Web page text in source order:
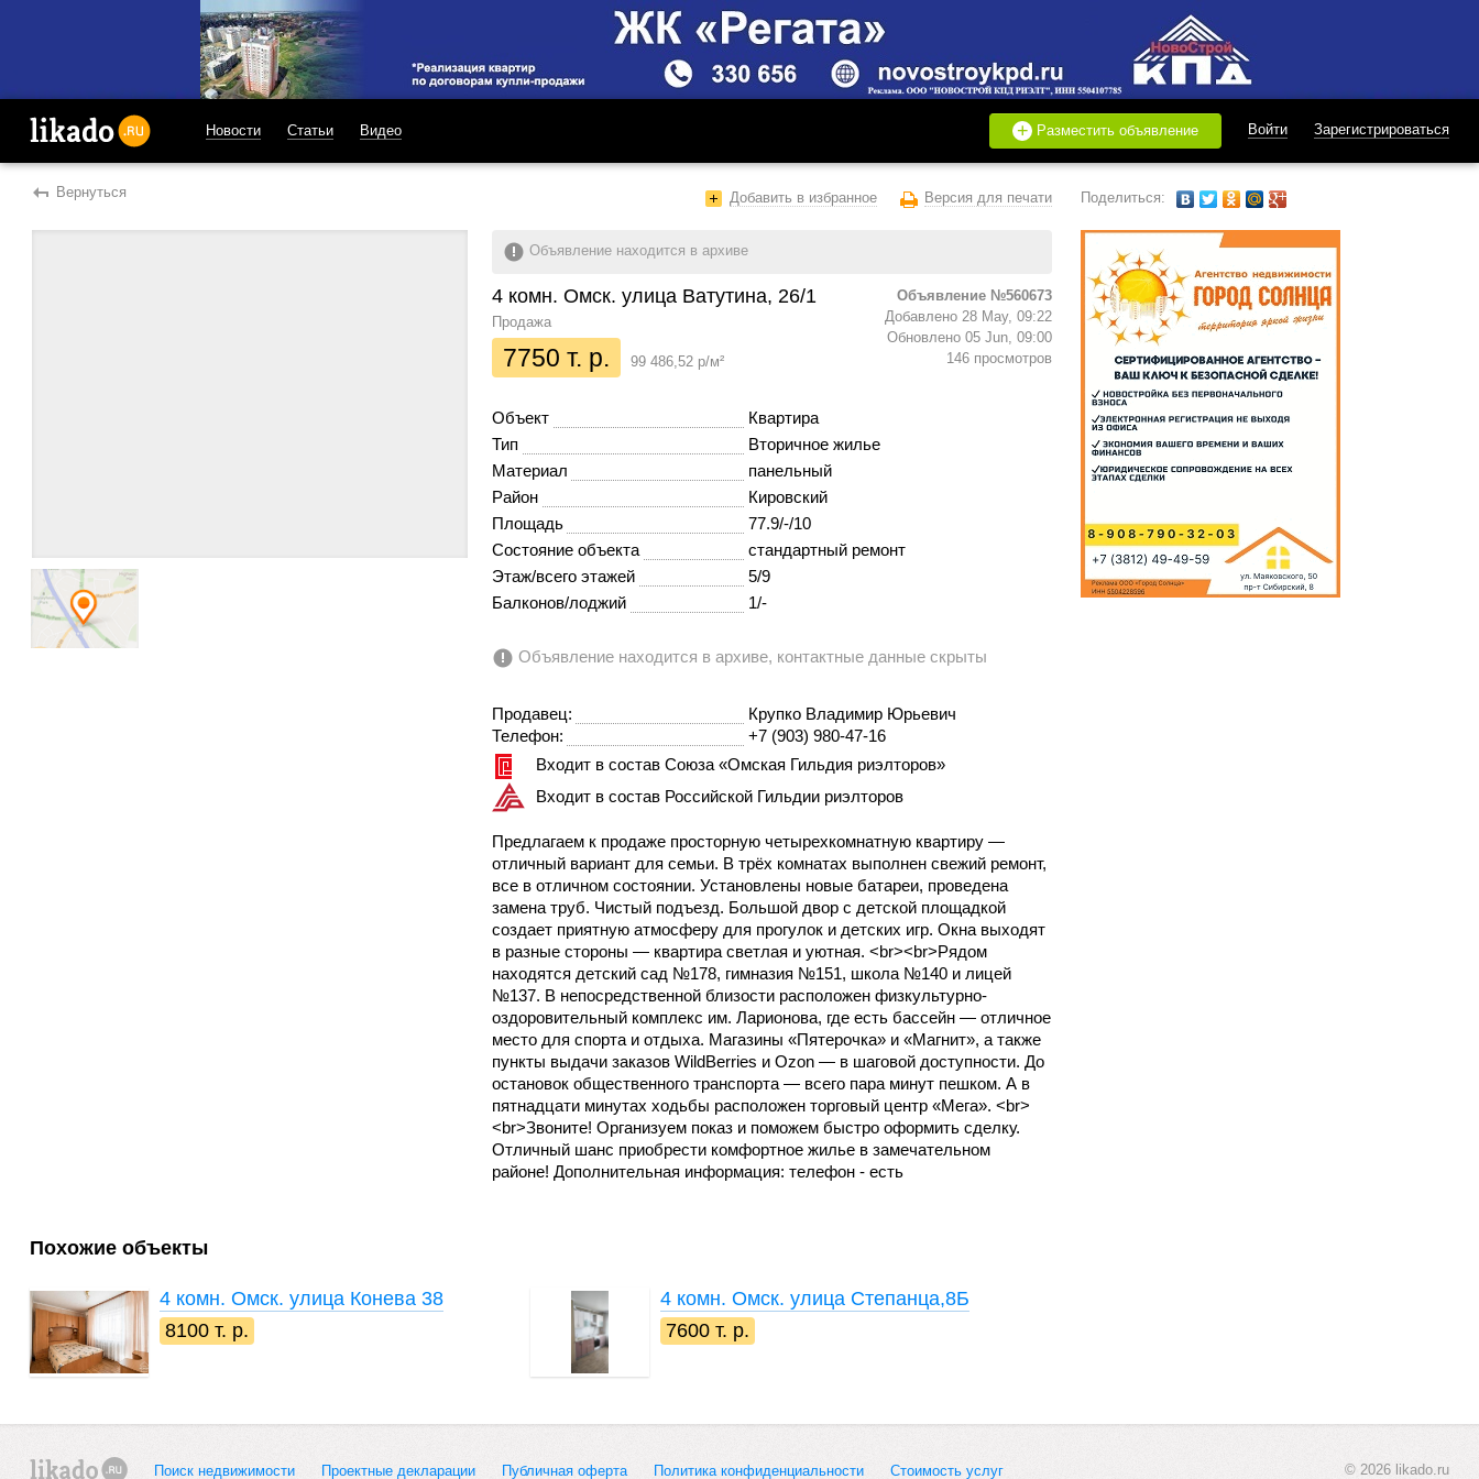
Новости Статьи Видео + Разместить объявление Войти Зарегистрироваться
Вернуться Добавить в избранное Версия для печати Поделиться:
Объявление находится в архиве
Объявление №560673
Добавлено 28 May, 09:22
Обновлено 05 Jun, 09:00
146 просмотров
Продажа
4 комн. Омск. улица Ватутина, 26/1
7750 т. р. 99 486,52 р/м²
Объект
Квартира
Тип
Вторичное жилье
Материал
панельный
Район
Кировский
Площадь
77.9/-/10
Состояние объекта
стандартный ремонт
Этаж/всего этажей
5/9
Балконов/лоджий
1/-
Объявление находится в архиве, контактные данные скрыты
Продавец:
Крупко Владимир Юрьевич
Телефон:
+7 (903) 980-47-16
Входит в состав Союза «Омская Гильдия риэлторов»
Входит в состав Российской Гильдии риэлторов
Предлагаем к продаже просторную четырехкомнатную квартиру —
отличный вариант для семьи. В трёх комнатах выполнен свежий ремонт,
все в отличном состоянии. Установлены новые батареи, проведена
замена труб. Чистый подъезд. Большой двор с детской площадкой
создает приятную атмосферу для прогулок и детских игр. Окна выходят
в разные стороны — квартира светлая и уютная. <br><br>Рядом
находятся детский сад №178, гимназия №151, школа №140 и лицей
№137. В непосредственной близости расположен физкультурно-
оздоровительный комплекс им. Ларионова, где есть бассейн — отличное
место для спорта и отдыха. Магазины «Пятерочка» и «Магнит», а также
пункты выдачи заказов WildBerries и Ozon — в шаговой доступности. До
остановок общественного транспорта — всего пара минут пешком. А в
пятнадцати минутах ходьбы расположен торговый центр «Мега». <br>
<br>Звоните! Организуем показ и поможем быстро оформить сделку.
Отличный шанс приобрести комфортное жилье в замечательном
районе! Дополнительная информация: телефон - есть
Похожие объекты
4 комн. Омск. улица Конева 38
8100 т. р.
4 комн.Омск. улица Степанца,8Б
7600 т. р.
Поиск недвижимости Проектные декларации Публичная оферта Политика конфиденциальности Стоимость услуг © 2026 likado.ru